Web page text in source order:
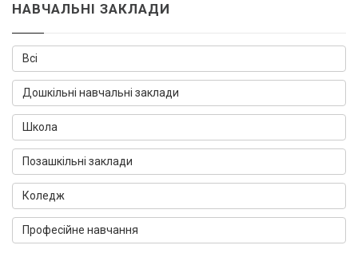
НАВЧАЛЬНІ ЗАКЛАДИ
Всi
Дошкільні навчальні заклади
Школа
Позашкільні заклади
Коледж
Професійне навчання